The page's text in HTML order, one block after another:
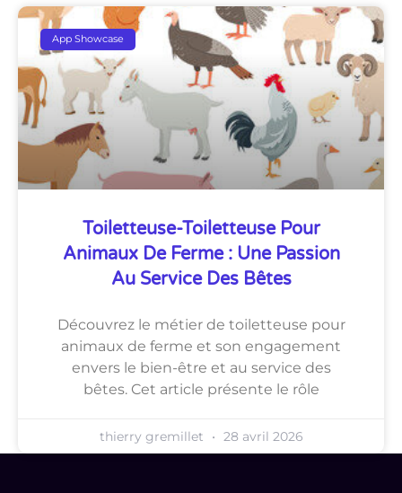
App Showcase
Toiletteuse-Toiletteuse Pour
Animaux De Ferme : Une Passion
Au Service Des Bêtes
Découvrez le métier de toiletteuse pour
animaux de ferme et son engagement
envers le bien-être et au service des
bêtes. Cet article présente le rôle
thierry gremillet 28 avril 2026